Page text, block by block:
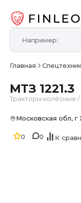
Главная
МТЗ 1221.3
Тракторы колёсные /
0 0 К
Московская обл, г